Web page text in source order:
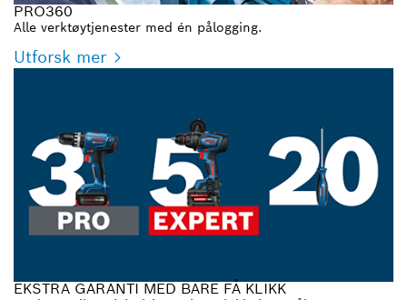
PRO360
Alle verktøytjenester med én pålogging.
Utforsk mer
EKSTRA GARANTI MED BARE FÅ KLIKK